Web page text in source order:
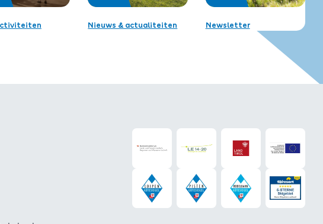
Nieuws & actualiteiten Newsletter